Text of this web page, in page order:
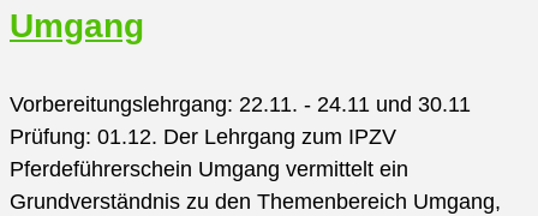
verstehen“
Gestüt
Umgang
Vorbereitungslehrgang: 22.11. - 24.11 und 30.11
Prüfung: 01.12. Der Lehrgang zum IPZV
Pferdeführerschein Umgang vermittelt ein
Grundverständnis zu den Themenbereich Umgang,